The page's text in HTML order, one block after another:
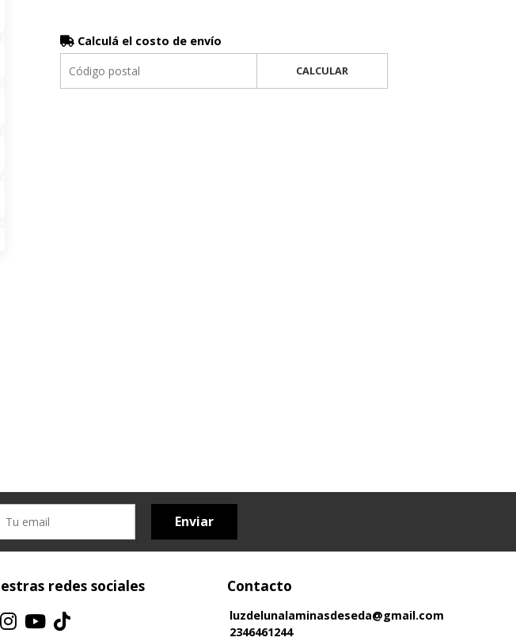
Calculá el costo de envío
CALCULAR
Enviar
redes sociales Contacto
luzdelunalaminasdeseda@gmail.com
2346461244